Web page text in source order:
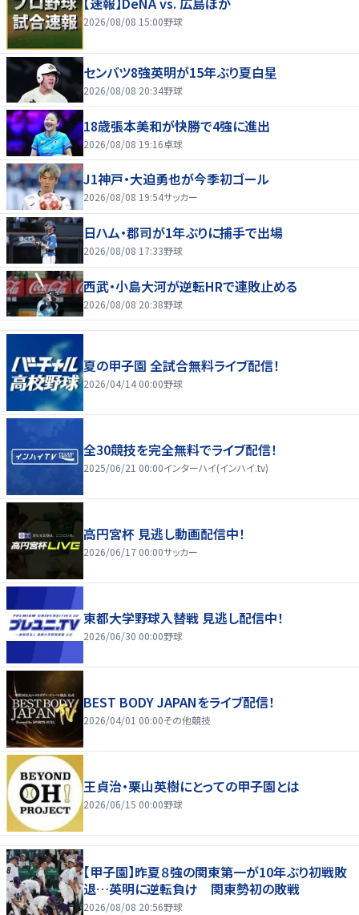
2026/08/08 15:00野球
センバツ8強英明が15年ぶり夏白星
2026/08/08 20:34野球
18歳張本美和が快勝で4強に進出
2026/08/08 19:16卓球
J1神戸・大迫勇也が今季初ゴール
2026/08/08 19:54サッカー
日ハム・郡司が1年ぶりに捕手で出場
2026/08/08 17:33野球
西武・小島大河が逆転HRで連敗止める
2026/08/08 20:38野球
夏の甲子園 全試合無料ライブ配信！
2026/04/14 00:00野球
全30競技を完全無料でライブ配信！
2025/06/21 00:00インターハイ(インハイ.tv)
高円宮杯 見逃し動画配信中！
2026/06/17 00:00サッカー
東都大学野球入替戦 見逃し配信中！
2026/06/30 00:00野球
BEST BODY JAPANをライブ配信！
2026/04/01 00:00その他競技
王貞治・栗山英樹にとっての甲子園とは
2026/06/15 00:00野球
【甲子園】昨夏８強の関東第一が10年ぶり初戦敗
退…英明に逆転負け 関東勢初の敗戦
2026/08/08 20:56野球